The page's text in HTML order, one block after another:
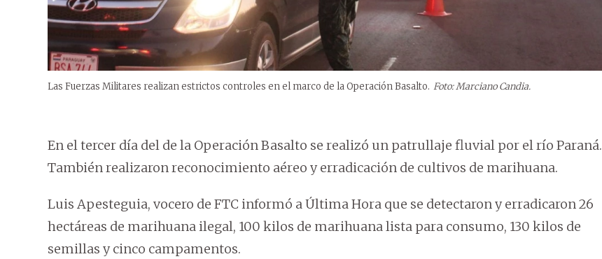
Las Fuerzas Militares realizan estrictos controles en el marco de la Operación Basalto. Foto: Marciano Candia.
En el tercer día del de la Operación Basalto se realizó un patrullaje fluvial por el río Paraná.
También realizaron reconocimiento aéreo y erradicación de cultivos de marihuana.
Luis Apesteguia, vocero de FTC informó a Última Hora que se detectaron y erradicaron 26
hectáreas de marihuana ilegal, 100 kilos de marihuana lista para consumo, 130 kilos de
semillas y cinco campamentos.